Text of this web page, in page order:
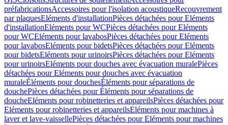
préfabricationsAccessoires pour l'isolation acoustiqueRecouvrement
par plaquesEléments d'installationPièces détachées pour Eléments
d'installationEléments pour WCPièces détachées pour Eléments
pour WCEléments pour lavabosPièces détachées pour Eléments
pour lavabosEléments pour bidetsPièces détachées pour Eléments
pour bidetsEléments pour urinoirsPièces détachées pour Eléments
pour urinoirsEléments pour douches avec évacuation muralePièces
détachées pour Eléments pour douches avec évacuation
muraleÉléments pour douchesÉléments pour séparations de
douchePièces détachées pour Éléments pour séparations de
doucheEléments pour robinetteries et appareilsPièces détachées pour
Eléments pour robinetteries et appareilsEléments pour machines à
laver et lave-vaissellePièces détachées pour Eléments pour machines